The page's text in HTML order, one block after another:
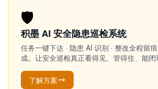
🛡️
积墨 AI 安全隐患巡检系统
任务一键下达 · 隐患 AI 识别 · 整改全程留
成。让安全巡检真正看得见、管得住、能闭
了解方案